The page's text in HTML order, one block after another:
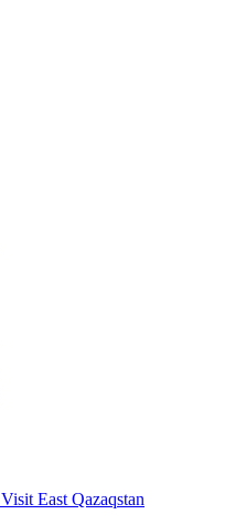
Visit East Qazaqstan